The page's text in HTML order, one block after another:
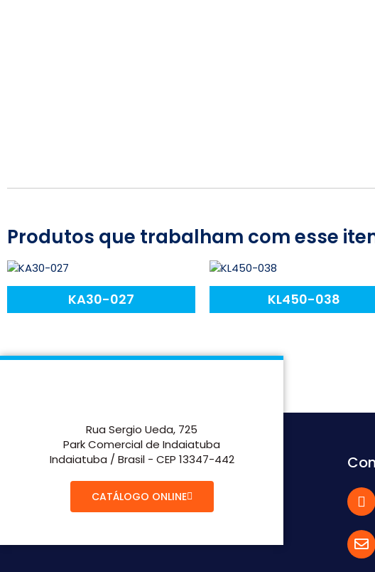
Produtos que trabalham com esse
KA30-027 KL450-038
Rua Sergio Ueda, 725
Park Comercial de Indaiatuba
Indaiatuba / Brasil - CEP 13347-442
CATÁLOGO ONLINE